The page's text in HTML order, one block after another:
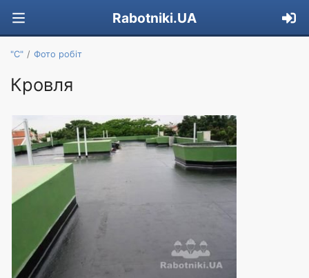
Rabotniki.UA
"С" Фото робіт
Кровля